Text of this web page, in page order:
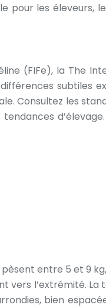
pour les éleveurs,
(FIFe), la The
subtiles
Consultez les
entre 5 et 9
vers l’extrémité.
bien